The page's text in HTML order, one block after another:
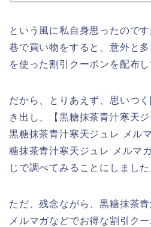
という風に私自身思ったので
巷で買い物をすると、意外と
を使った割引クーポンを配布し
だから、とりあえず、思いつ
き出し、【黒糖抹茶青汁寒天
黒糖抹茶青汁寒天ジュレ メル
糖抹茶青汁寒天ジュレ メルマ
じで調べてみることにしました
ただ、残念ながら、黒糖抹茶
メルマガなどでお得な割引ク